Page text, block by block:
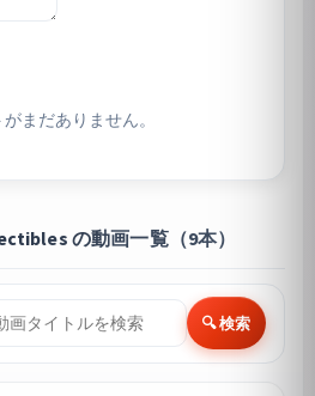
まだありません。
の動画一覧（9本）
🔍 検索